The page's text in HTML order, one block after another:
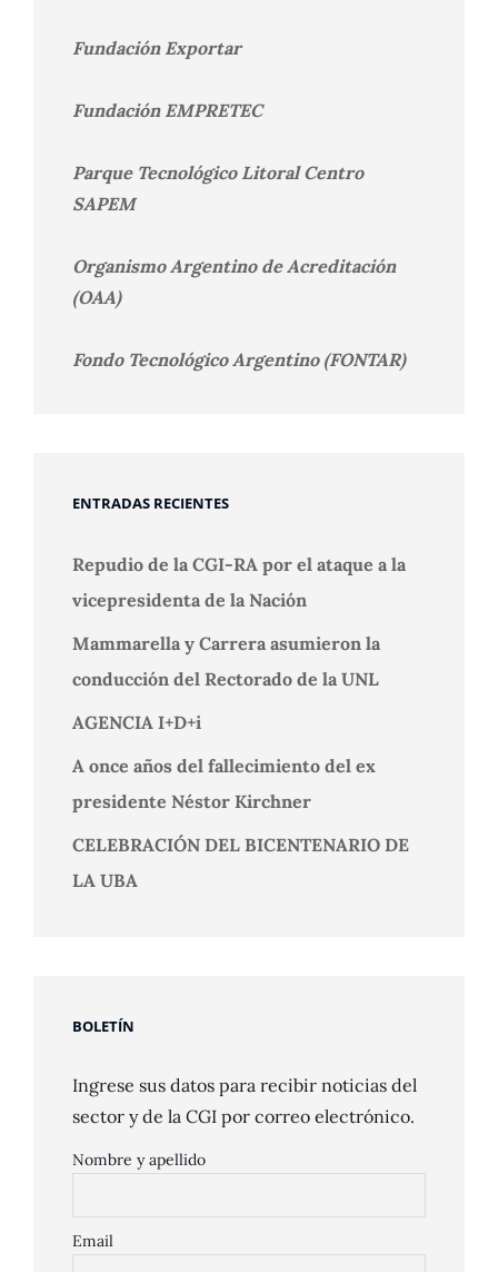
Fundación Exportar
Fundación EMPRETEC
Parque Tecnológico Litoral Centro
SAPEM
Organismo Argentino de Acreditación
(OAA)
Fondo Tecnológico Argentino (FONTAR)
ENTRADAS RECIENTES
Repudio de la CGI-RA por el ataque a la
vicepresidenta de la Nación
Mammarella y Carrera asumieron la
conducción del Rectorado de la UNL
AGENCIA I+D+i
A once años del fallecimiento del ex
presidente Néstor Kirchner
CELEBRACIÓN DEL BICENTENARIO DE
LA UBA
BOLETÍN
Ingrese sus datos para recibir noticias del
sector y de la CGI por correo electrónico.
Nombre y apellido
Email